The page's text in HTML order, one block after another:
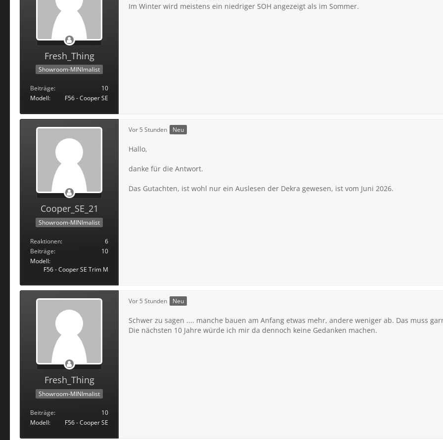
Fresh_Thing
Showroom-MINImalist
Beiträge
10
Modell
F56 - Cooper SE
Im Winter wird meistens ein niedriger SOH angezeigt als im Sommer.
Cooper_SE_21
Showroom-MINImalist
Reaktionen
6
Beiträge
10
Modell
F56 - Cooper SE Trim M
Vor 5 Stunden Neu
Hallo,
danke für die Antwort.
Das Gutachten, ist wohl nur ein Auslesen der Dekra gewesen, ist vom Juni 2026.
Fresh_Thing
Showroom-MINImalist
Beiträge
10
Modell
F56 - Cooper SE
Vor 5 Stunden Neu
Schwer zu sagen .... manche bauen am Anfang etwas mehr, andere weniger ab. Das muss
Die nächsten 10 Jahre würde ich mir da dennoch keine Gedanken machen.